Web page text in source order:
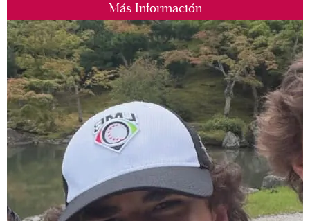
Más Información